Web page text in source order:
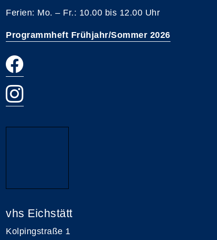
Ferien: Mo. – Fr.: 10.00 bis 12.00 Uhr
Programmheft Frühjahr/Sommer 2026
vhs Eichstätt
Kolpingstraße 1